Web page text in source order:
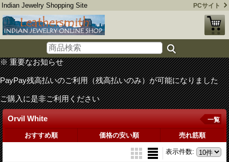
Indian Jewelry Shopping Site PCサイト
※ 重要なお知らせ
PayPay残高払いのご利用（残高払いのみ）が可能になりました
ご購入に是非ご利用ください
Orvil White 一覧
おすすめ順 価格の安い順 売れ筋順
表示件数: